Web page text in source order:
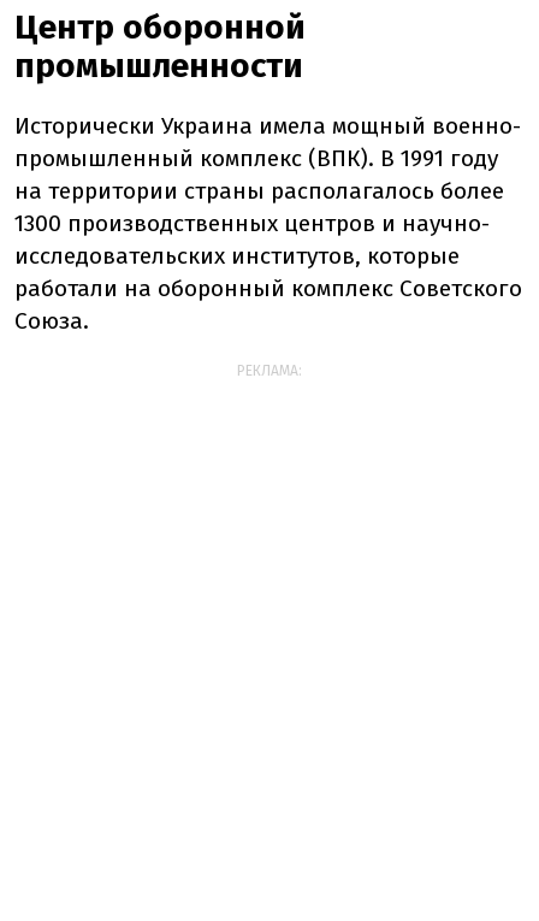
Центр оборонной
промышленности
Исторически Украина имела мощный военно-
промышленный комплекс (ВПК). В 1991 году
на территории страны располагалось более
1300 производственных центров и научно-
исследовательских институтов, которые
работали на оборонный комплекс Советского
Союза.
РЕКЛАМА: